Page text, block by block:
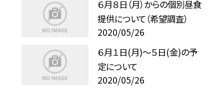
６月８日（月）からの個別昼食
提供について（希望調査）
2020/05/26
６月１日(月)〜５日(金)の予
定について
2020/05/26